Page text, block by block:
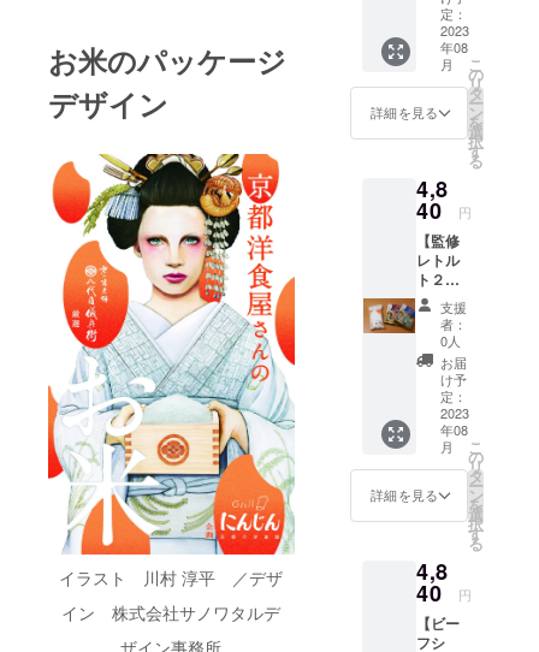
お米のパッケージ
デザイン
イラスト 川村 淳平 ／デザ
イン 株式会社サノワタルデ
ザイン事務所
商品の
ため）
スに入
れてお
送りし
ます。
お米の
保存方
野菜と
同じ生
鮮食品
のた
め、 明
確な賞
味期限
はござ
いませ
ん。 お
いしく
お召し
上がり
いただ
ける期
て、 精
米年月
内をお
すすめ
してお
りま
NEWデ
ザイン)
配送料
込み お
米のお
いしい
フレッ
ト付
き。 ギ
フト
ボック
スに入
れてお
送りし
ます。
お米の
保存方
法 冷
暗所 お
米はお
野菜と
同じ生
鮮食品
味期限
はござ
いませ
ん。 お
ス付
き】 監
修レト
ルト
「牛タ
ンシ
チュー
」…２
に合う
お米
お米2合
300g
お茶碗
約4杯
分 …
２袋(訪
日外国
人観光
客向け
NEWデ
ザイン)
配送料
込み お
米のお
いしい
フレッ
ト付
き。 ギ
フト
ボック
定：
2023
年08
月
詳細を見る
こ
の
リ
タ
ー
ン
を
選
択
す
る
4,8
40 円
【監修
レトル
ト２種×
洋食に
合うお
米 ギ
フト
ボック
ス付
き】 監
修レト
ルト
「ビー
フシ
チュー
」…１
レトル
ト「牛
タンシ
チュー
」…１
支援
者：
0人
お届
け予
定：
2023
年08
月
詳細を見る
こ
の
リ
タ
ー
ン
を
選
択
す
る
4,8
40 円
【ビー
フシ